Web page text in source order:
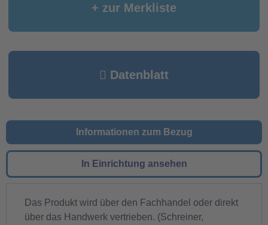
+ zur Merkliste
Datenblatt
Informationen zum Bezug
In Einrichtung ansehen
Das Produkt wird über den Fachhandel oder direkt
über das Handwerk vertrieben. (Schreiner,